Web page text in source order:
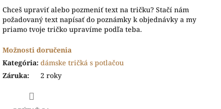
Chceš upraviť alebo pozmeniť text na tričku? Stačí nám
požadovaný text napísať do poznámky k objednávky a my
priamo tvoje tričko upravíme podľa teba.
Možnosti doručenia
Kategória: dámske tričká s potlačou
Záruka: 2 roky